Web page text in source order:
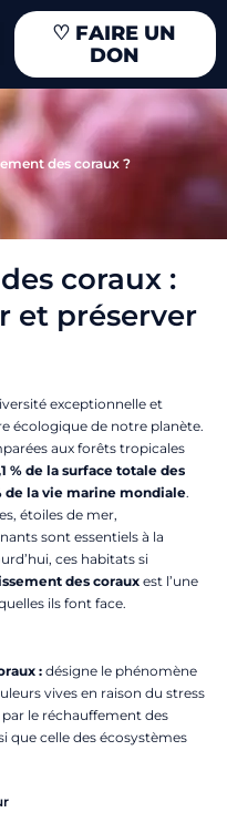
♡ FAIRE UN
DON
des coraux ?
coraux :
et préserver
exceptionnelle et
écologique de notre planète.
aux forêts tropicales
% de la surface totale des
de la vie marine mondiale.
étoiles de mer,
sont essentiels à la
ces habitats si
des coraux est l’une
ils font face.
: désigne le phénomène
vives en raison du stress
le réchauffement des
que celle des écosystèmes